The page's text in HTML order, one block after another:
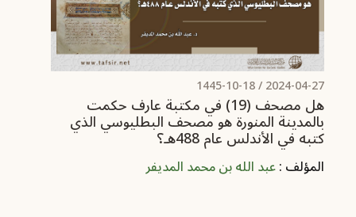
2024-04-27
/ 1445-10-18
هل مصحف (19) في مكتبة عارف حكمت
بالمدينة المنورة هو مصحف البطليوسي الذي
‏كتبه في الأندلس عام 488هـ؟
المؤلف :عبد الله بن محمد المديفر